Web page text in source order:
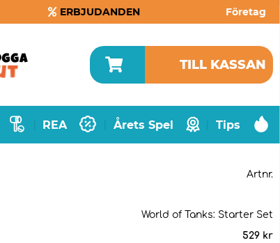
ERBJUDANDEN Företag
TILL KASSAN
REA Årets Spel Tips
Artnr.
World of Tanks: Starter Set
529 kr